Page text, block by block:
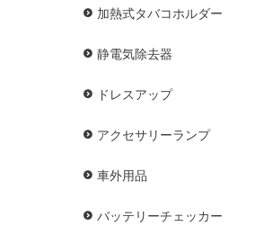
加熱式タバコホルダー
静電気除去器
ドレスアップ
アクセサリーランプ
車外用品
バッテリーチェッカー